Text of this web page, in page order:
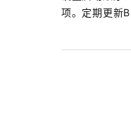
项。定期更新